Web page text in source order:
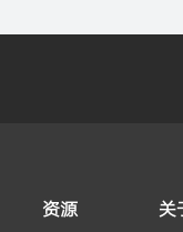
资源 关